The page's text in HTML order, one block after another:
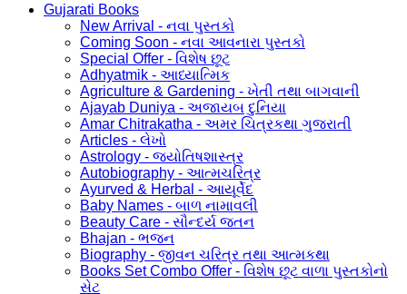
Gujarati Books
New Arrival - નવા પુસ્તકો
Coming Soon - નવા આવનારા પુસ્તકો
Special Offer - વિશેષ છૂટ
Adhyatmik - આધ્યાત્મિક
Agriculture & Gardening - ખેતી તથા બાગવાની
Ajayab Duniya - અજાયબ દુનિયા
Amar Chitrakatha - અમર ચિત્રકથા ગુજરાતી
Articles - લેખો
Astrology - જ્યોતિષશાસ્ત્ર
Autobiography - આત્મચરિત્ર
Ayurved & Herbal - આયૂર્વેદ
Baby Names - બાળ નામાવલી
Beauty Care - સૌન્દર્ય જતન
Bhajan - ભજન
Biography - જીવન ચરિત્ર તથા આત્મકથા
Books Set Combo Offer - વિશેષ છૂટ વાળા પુસ્તકોનો
સેટ